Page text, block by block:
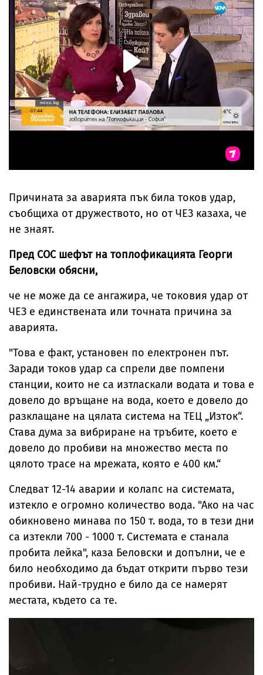
Причината за аварията пък била токов удар,
съобщиха от дружеството, но от ЧЕЗ казаха, че
не знаят.
Пред СОС шефът на топлофикацията Георги
Беловски обясни,
че не може да се ангажира, че токовия удар от
ЧЕЗ е единствената или точната причина за
аварията.
"Това е факт, установен по електронен път.
Заради токов удар са спрели две помпени
станции, които не са изтласкали водата и това е
довело до връщане на вода, което е довело до
разклащане на цялата система на ТЕЦ „Изток“.
Става дума за вибриране на тръбите, което е
довело до пробиви на множество места по
цялото трасе на мрежата, която е 400 км.“
Следват 12-14 аварии и колапс на системата,
изтекло е огромно количество вода. "Ако на час
обикновено минава по 150 т. вода, то в тези дни
са изтекли 700 - 1000 т. Системата е станала
пробита лейка", каза Беловски и допълни, че е
било необходимо да бъдат открити първо тези
пробиви. Най-трудно е било да се намерят
местата, където са те.